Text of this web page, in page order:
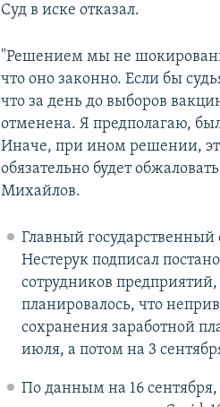
Суд в иске отказал.
"Решением мы не
что оно законно. Если бы
что за день до выборов
отменена. Я предполагаю,
Иначе, при ином решении,
обязательно будет
Михайлов.
Главный
Нестерук подписал
сотрудников
планировалось, что
сохранения заработной
июля, а потом на 3
По данным на 16 сентября,